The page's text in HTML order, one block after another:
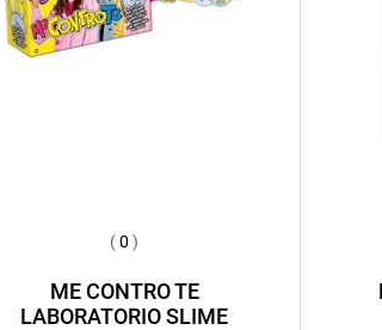
(0 )
ME CONTRO TE
LABORATORIO SLIME